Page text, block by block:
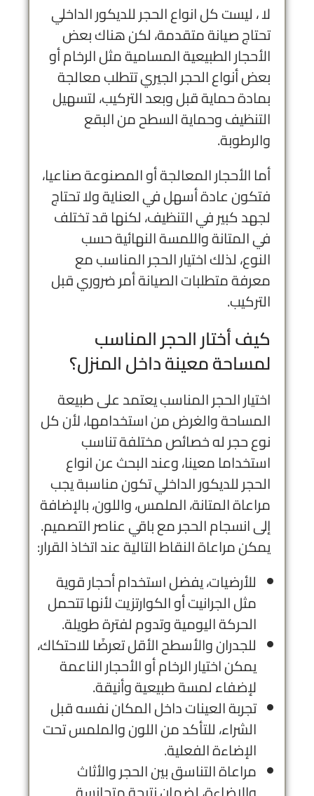
لا ، ليست كل انواع الحجر للديكور الداخلي
تحتاج صيانة متقدمة، لكن هناك بعض
الأحجار الطبيعية المسامية مثل الرخام أو
بعض أنواع الحجر الجيري تتطلب معالجة
بمادة حماية قبل وبعد التركيب، لتسهيل
التنظيف وحماية السطح من البقع
والرطوبة.
أما الأحجار المعالجة أو المصنوعة صناعيا،
فتكون عادة أسهل في العناية ولا تحتاج
لجهد كبير في التنظيف، لكنها قد تختلف
في المتانة واللمسة النهائية حسب
النوع، لذلك اختيار الحجر المناسب مع
معرفة متطلبات الصيانة أمر ضروري قبل
التركيب.
كيف أختار الحجر المناسب
لمساحة معينة داخل المنزل؟
اختيار الحجر المناسب يعتمد على طبيعة
المساحة والغرض من استخدامها، لأن كل
نوع حجر له خصائص مختلفة تناسب
استخداما معينا، وعند البحث عن انواع
الحجر للديكور الداخلي تكون مناسبة يجب
مراعاة المتانة، الملمس، واللون، بالإضافة
إلى انسجام الحجر مع باقي عناصر التصميم.
يمكن مراعاة النقاط التالية عند اتخاذ القرار:
للأرضيات، يفضل استخدام أحجار قوية
مثل الجرانيت أو الكوارتزيت لأنها تتحمل
الحركة اليومية وتدوم لفترة طويلة.
للجدران والأسطح الأقل تعرضًا للاحتكاك،
يمكن اختيار الرخام أو الأحجار الناعمة
لإضفاء لمسة طبيعية وأنيقة.
تجربة العينات داخل المكان نفسه قبل
الشراء، للتأكد من اللون والملمس تحت
الإضاءة الفعلية.
مراعاة التناسق بين الحجر والأثاث